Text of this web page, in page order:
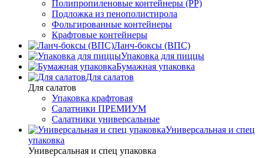
Полипропиленовые контейнеры (PP)
Подложка из пенополистирола
Фольгированные контейнеры
Крафтовые контейнеры
Ланч-боксы (ВПС)
Упаковка для пиццы
Бумажная упаковка
Для салатов
Для салатов
Упаковка крафтовая
Салатники ПРЕМИУМ
Салатники универсальные
Универсальная и спец
упаковка
Универсальная и спец упаковка